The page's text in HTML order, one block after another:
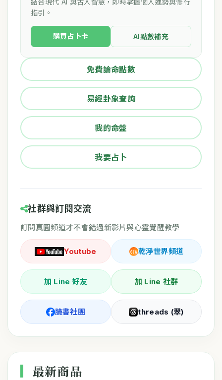
結合現代 AI 與古人智慧，即時掌握個人運勢與修行
指引。
購買占卜卡 AI點數補充
免費論命點數
易經卦象查詢
我的命盤
我要占卜
社群與訂閱交流
訂閱真圓頻道才不會錯過新影片與心靈覺醒教學
Youtube 乾淨世界頻道
加 Line 好友 加 Line 社群
臉書社團 threads (翠)
最新商品